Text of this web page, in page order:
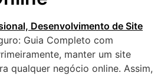
Guia Completo com
manter um site
qualquer negócio online. Assim,